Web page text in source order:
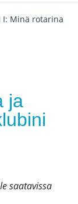
I: Minä rotarina
ja
saatavissa